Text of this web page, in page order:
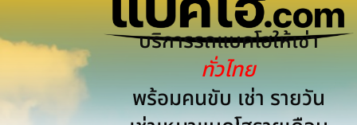
บริการรถแบคโฮให้เช่า
ทั่วไทย
พร้อมคนขับ เช่า รายวัน